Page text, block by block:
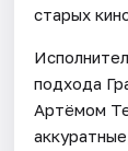
старых
подхода
Артёмом